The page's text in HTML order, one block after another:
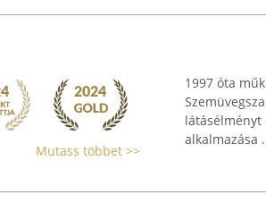
Mutass többet >>
1997 óta
látásélményt
alkalmazása